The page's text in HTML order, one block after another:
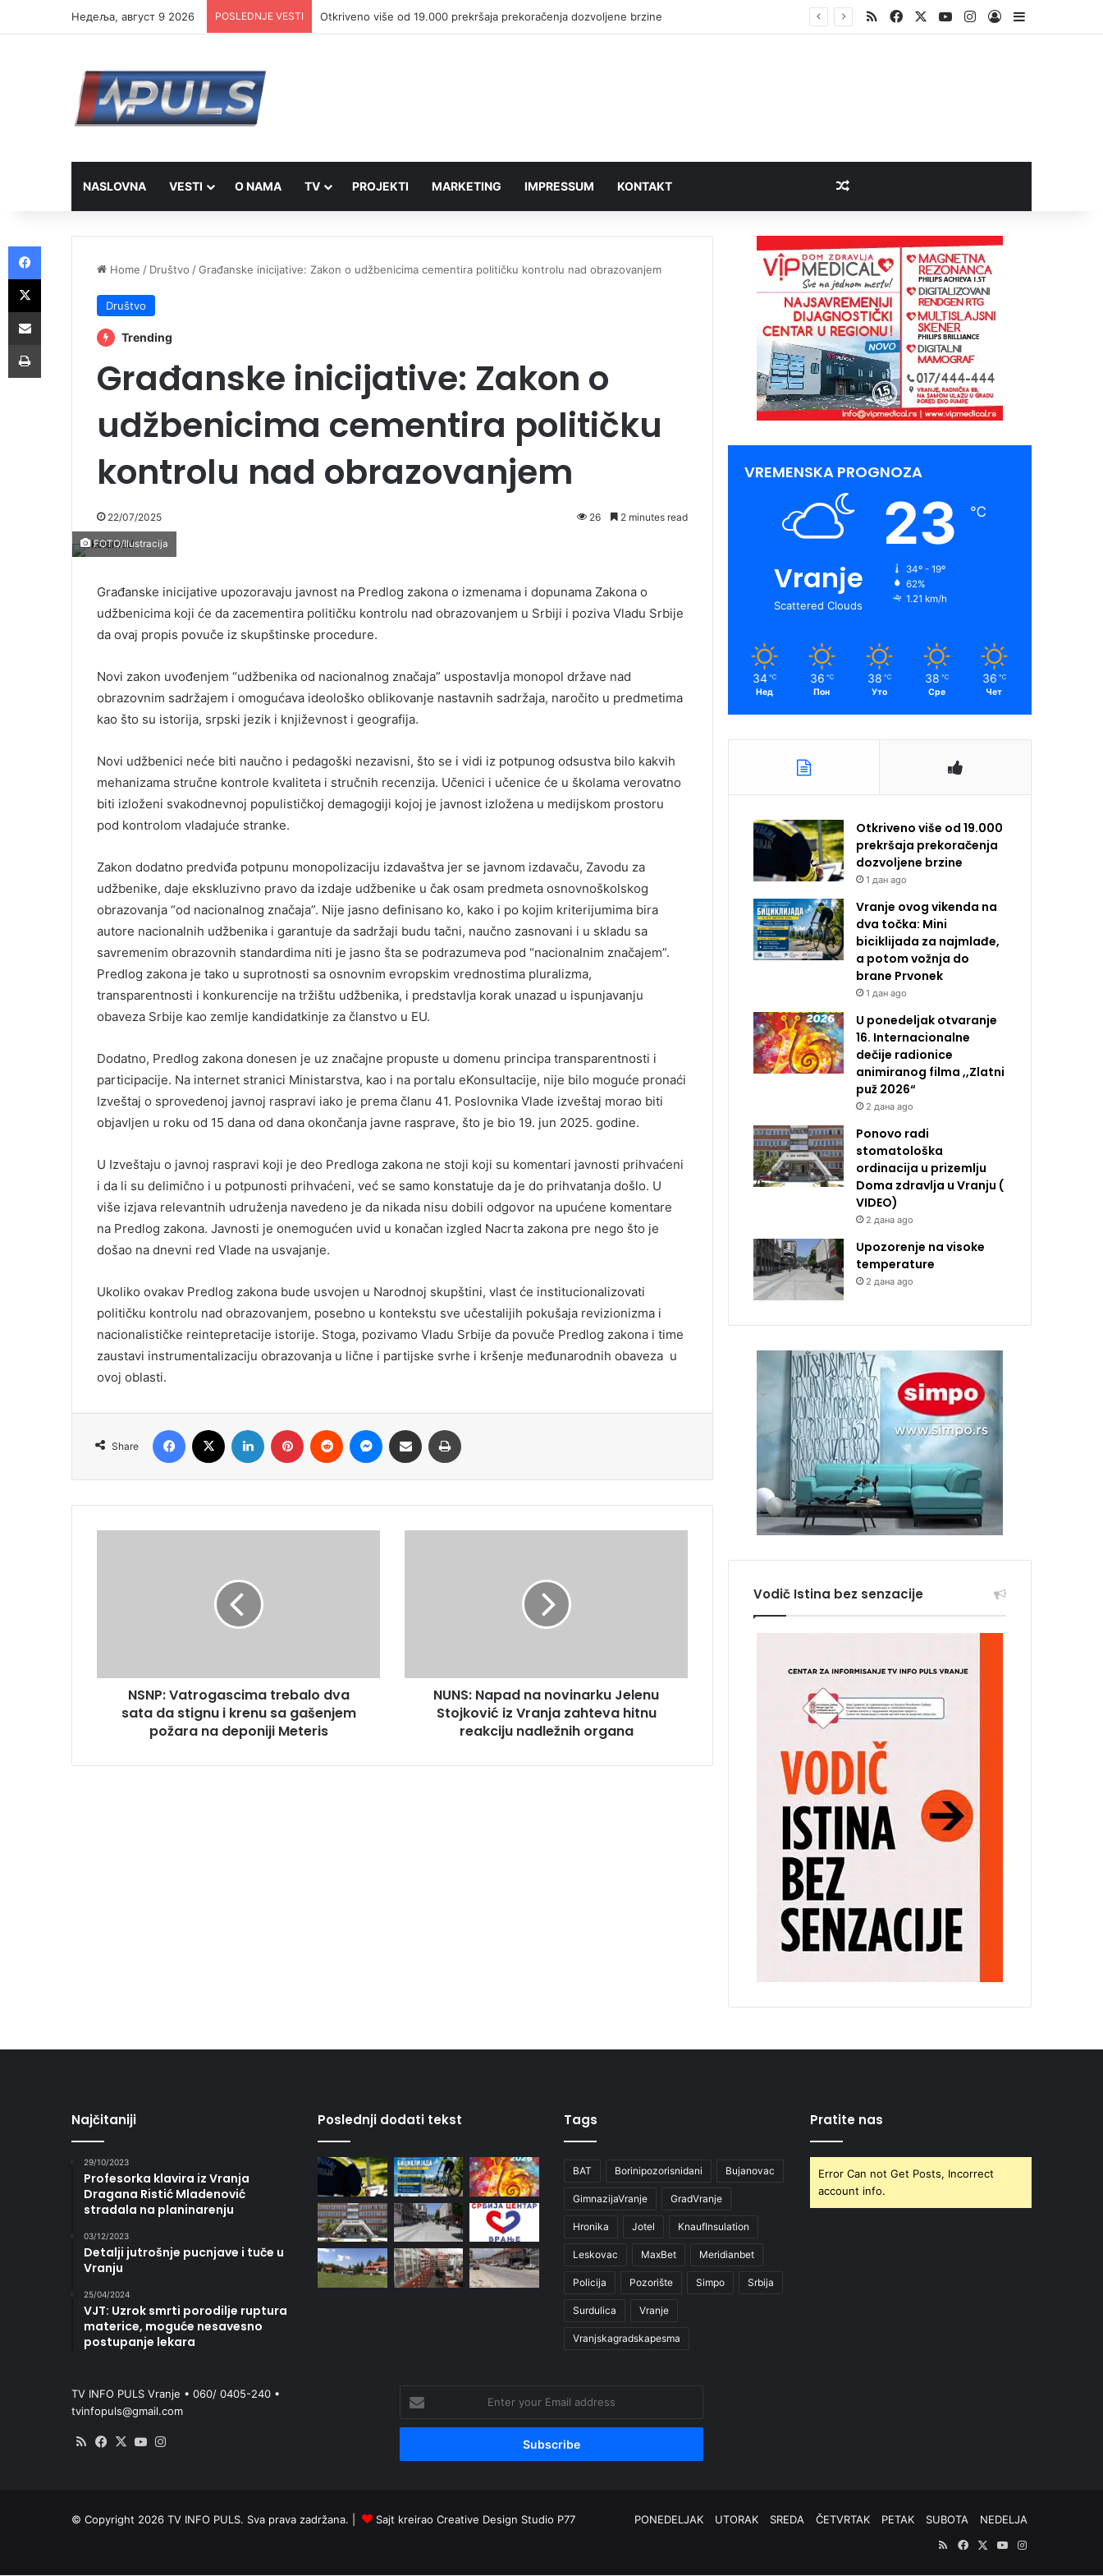
Недеља, август 9 2026 POSLEDNJE VESTI Otkriveno više od 19.000 prekršaja prekoračenja dozvoljene brzine RSSFacebookYouTubeInstagram
Log InSidebar
NASLOVNA VESTI O NAMA TV PROJEKTI MARKETING IMPRESSUM KONTAKT Random Article
Home / Društvo /Građanske inicijative: Zakon o udžbenicima cementira političku kontrolu nad obrazovanjem
Društvo
Trending
Građanske inicijative: Zakon o
udžbenicima cementira političku
kontrolu nad obrazovanjem
22/07/2025 26 2 minutes read
FOTO/Ilustracija
Građanske inicijative upozoravaju javnost na Predlog zakona o izmenama i dopunama Zakona o
udžbenicima koji će da zacementira političku kontrolu nad obrazovanjem u Srbiji i poziva Vladu Srbije
da ovaj propis povuče iz skupštinske procedure.
Novi zakon uvođenjem “udžbenika od nacionalnog značaja” uspostavlja monopol države nad
obrazovnim sadržajem i omogućava ideološko oblikovanje nastavnih sadržaja, naročito u predmetima
kao što su istorija, srpski jezik i književnost i geografija.
Novi udžbenici neće biti naučno i pedagoški nezavisni, što se i vidi iz potpunog odsustva bilo kakvih
mehanizama stručne kontrole kvaliteta i stručnih recenzija. Učenici i učenice će u školama verovatno
biti izloženi svakodnevnoj populističkoj demagogiji kojoj je javnost izložena u medijskom prostoru
pod kontrolom vladajuće stranke.
Zakon dodatno predviđa potpunu monopolizaciju izdavaštva jer se javnom izdavaču, Zavodu za
udžbenike, daje ekskluzivno pravo da izdaje udžbenike u čak osam predmeta osnovnoškolskog
obrazovanja “od nacionalnog značaja”. Nije jasno definisano ko, kako i po kojim kriterijumima bira
autore nacionalnih udžbenika i garantuje da sadržaji budu tačni, naučno zasnovani i u skladu sa
savremenim obrazovnih standardima niti je jasno šta se podrazumeva pod “nacionalnim značajem”.
Predlog zakona je tako u suprotnosti sa osnovnim evropskim vrednostima pluralizma,
transparentnosti i konkurencije na tržištu udžbenika, i predstavlja korak unazad u ispunjavanju
obaveza Srbije kao zemlje kandidatkinje za članstvo u EU.
Dodatno, Predlog zakona donesen je uz značajne propuste u domenu principa transparentnosti i
participacije. Na internet stranici Ministarstva, kao i na portalu eKonsultacije, nije bilo moguće pronaći
Izveštaj o sprovedenoj javnoj raspravi iako je prema članu 41. Poslovnika Vlade izveštaj morao biti
objavljen u roku od 15 dana od dana okončanja javne rasprave, što je bio 19. jun 2025. godine.
U Izveštaju o javnoj raspravi koji je deo Predloga zakona ne stoji koji su komentari javnosti prihvaćeni
i da li su delimično i u potpunosti prihvaćeni, već se samo konstatuje da je do prihvatanja došlo. U
više izjava relevantnih udruženja navedeno je da nikada nisu dobili odgovor na upućene komentare
na Predlog zakona. Javnosti je onemogućen uvid u konačan izgled Nacrta zakona pre nego što je
došao na dnevni red Vlade na usvajanje.
Ukoliko ovakav Predlog zakona bude usvojen u Narodnoj skupštini, vlast će institucionalizovati
političku kontrolu nad obrazovanjem, posebno u kontekstu sve učestalijih pokušaja revizionizma i
nacionalističke reintepretacije istorije. Stoga, pozivamo Vladu Srbije da povuče Predlog zakona i time
zaustavi instrumentalizaciju obrazovanja u lične i partijske svrhe i kršenje međunarodnih obaveza u
ovoj oblasti.
Share
Facebook LinkedIn Pinterest Reddit Messenger
Share via Email
NSNP: Vatrogascima trebalo dva
sata da stignu i krenu sa gašenjem
požara na deponiji Meteris
NUNS: Napad na novinarku Jelenu
Stojković iz Vranja zahteva hitnu
reakciju nadležnih organa
VREMENSKA PROGNOZA
Vranje
Scattered Clouds
23 ℃
34º - 19º
62%
1.21 km/h
34 ℃
Нед
36 ℃
Пон
38 ℃
Уто
38 ℃
Сре
36 ℃
Чет
Otkriveno više od 19.000
prekršaja prekoračenja
dozvoljene brzine
1 дан ago
Vranje ovog vikenda na
dva točka: Mini
biciklijada za najmlađe,
a potom vožnja do
brane Prvonek
1 дан ago
U ponedeljak otvaranje
16. Internacionalne
dečije radionice
animiranog filma ,,Zlatni
puž 2026“
2 дана ago
Ponovo radi
stomatološka
ordinacija u prizemlju
Doma zdravlja u Vranju (
VIDEO)
2 дана ago
Upozorenje na visoke
temperature
2 дана ago
Vodič Istina bez senzacije
Najčitaniji
29/10/2023
Profesorka klavira iz Vranja
Dragana Ristić Mladenović
stradala na planinarenju
03/12/2023
Detalji jutrošnje pucnjave i tuče u
Vranju
25/04/2024
VJT: Uzrok smrti porodilje ruptura
materice, moguće nesavesno
postupanje lekara
Poslednji dodati tekst Tags
BAT Borinipozorisnidani Bujanovac
GimnazijaVranje GradVranje
Hronika Jotel KnaufInsulation
Leskovac MaxBet Meridianbet
Policija Pozorište Simpo Srbija
Surdulica Vranje
Vranjskagradskapesma
Pratite nas
Error Can not Get Posts, Incorrect
account info.
TV INFO PULS Vranje • 060/ 0405-240 •
tvinfopuls@gmail.com
RSS Facebook
X YouTube
your
Email
© Copyright 2026 TV INFO PULS. Sva prava zadržana. | Sajt kreirao Creative Design Studio P77 PONEDELJAK UTORAK SREDA ČETVRTAK PETAK SUBOTA
NEDELJA
RSSFacebook
X YouTubeInstagram
Facebook
X
Share via Email